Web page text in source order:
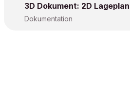
3D Dokument: 2D
Dokumentation